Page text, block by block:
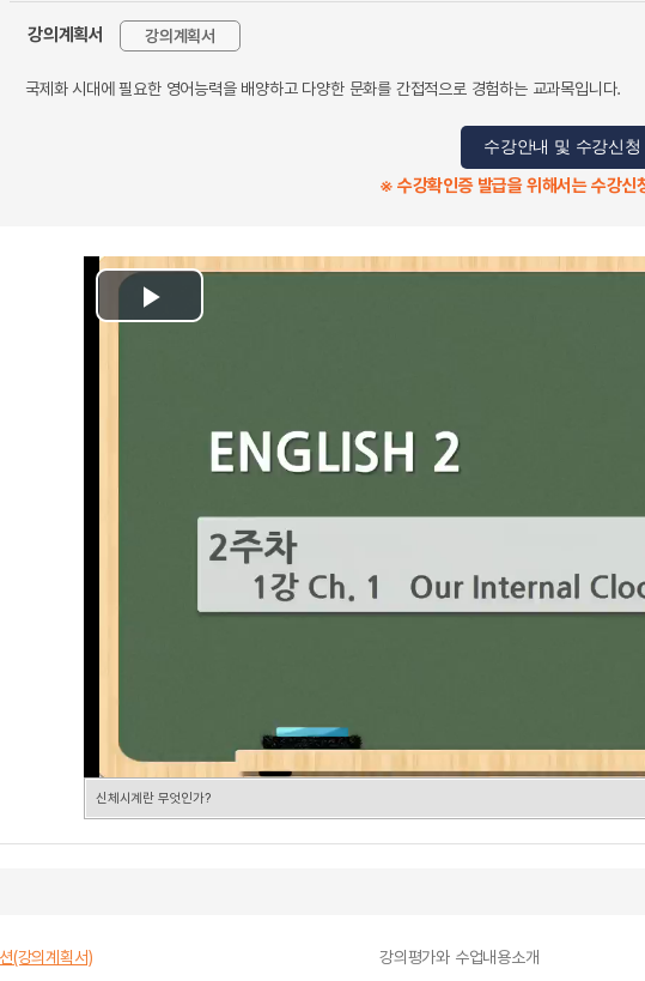
강의계획서 강의계획서
국제화 시대에 필요한 영어능력을 배양하고 다양한 문화를 간접적으로 경험하는 교과목입니다.
수강안내 및 수강신청
※ 수강확인증 발급을 위해서는 수강신
Play
신체시계란 무엇인가?
(강의계획서) 강의평가와 수업내용소개